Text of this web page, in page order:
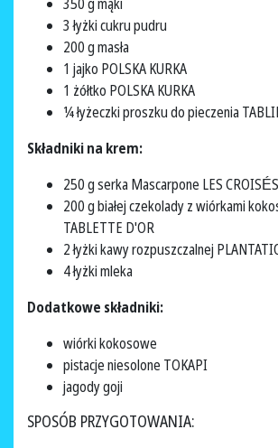
3 łyżki cukru pudru
200 g masła
1 jajko POLSKA KURKA
1 żółtko POLSKA KURKA
¼ łyżeczki proszku do pieczenia
Składniki na krem:
250 g serka Mascarpone LES CROISÉS
200 g białej czekolady z wiórkami
TABLETTE D'OR
2 łyżki kawy rozpuszczalnej
4 łyżki mleka
Dodatkowe składniki:
wiórki kokosowe
pistacje niesolone TOKAPI
jagody goji
SPOSÓB PRZYGOTOWANIA: